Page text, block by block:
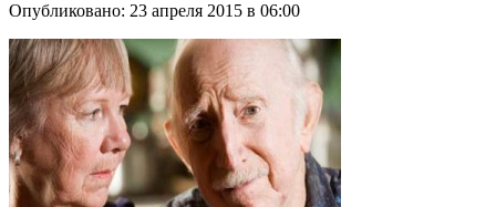
Опубликовано: 23 апреля 2015 в 06:00